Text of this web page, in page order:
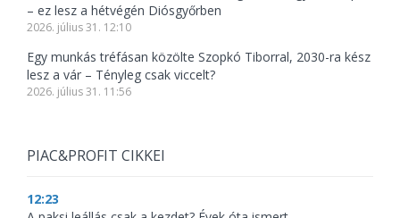
– ez lesz a hétvégén Diósgyőrben
2026. július 31. 12:10
Egy munkás tréfásan közölte Szopkó Tiborral, 2030-ra kész
lesz a vár – Tényleg csak viccelt?
2026. július 31. 11:56
PIAC&PROFIT CIKKEI
12:23